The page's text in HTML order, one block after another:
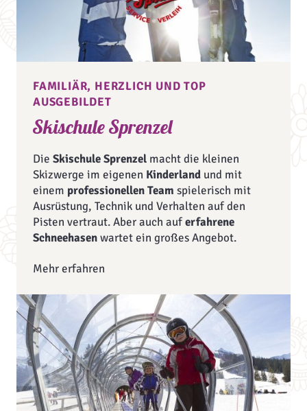
FAMILIÄR, HERZLICH UND TOP
AUSGEBILDET
Skischule Sprenzel
Die Skischule Sprenzel macht die kleinen
Skizwerge im eigenen Kinderland und mit
einem professionellen Team spielerisch mit
Ausrüstung, Technik und Verhalten auf den
Pisten vertraut. Aber auch auferfahrene
Schneehasenwartet ein großes Angebot.
Mehr erfahren